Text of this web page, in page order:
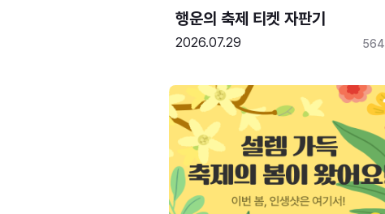
행운의 축제 티켓 자판기
2026.07.29 564